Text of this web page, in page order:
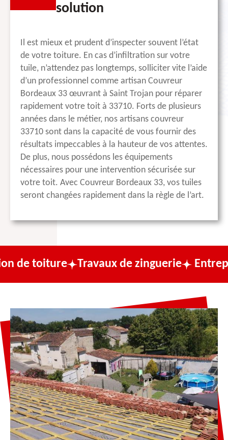
solution
Il est mieux et prudent d’inspecter souvent l’état
de votre toiture. En cas d’infiltration sur votre
tuile, n’attendez pas longtemps, solliciter vite l’aide
d’un professionnel comme artisan Couvreur
Bordeaux 33 œuvrant à Saint Trojan pour réparer
rapidement votre toit à 33710. Forts de plusieurs
années dans le métier, nos artisans couvreur
33710 sont dans la capacité de vous fournir des
résultats impeccables à la hauteur de vos attentes.
De plus, nous possédons les équipements
nécessaires pour une intervention sécurisée sur
votre toit. Avec Couvreur Bordeaux 33, vos tuiles
seront changées rapidement dans la règle de l’art.
Travaux de zinguerie Entreprise de